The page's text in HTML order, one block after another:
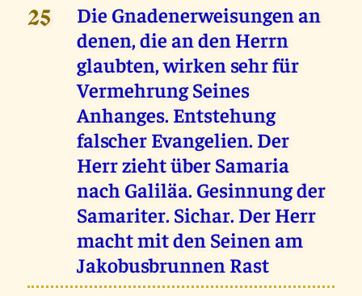
25
Die Gnadenerweisungen an
denen, die an den Herrn
glaubten, wirken sehr für
Vermehrung Seines
Anhanges. Entstehung
falscher Evangelien. Der
Herr zieht über Samaria
nach Galiläa. Gesinnung der
Samariter. Sichar. Der Herr
macht mit den Seinen am
Jakobusbrunnen Rast